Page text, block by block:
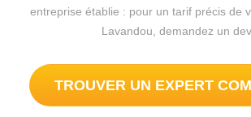
entreprise établie : pour un tarif précis de
Lavandou, demandez un
TROUVER UN EXPERT